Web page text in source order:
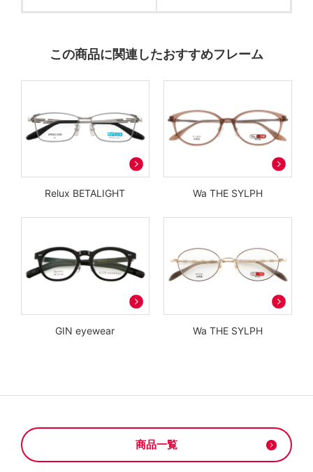
この商品に関連したおすすめフレーム
Relux BETALIGHT Wa THE SYLPH
GIN eyewear Wa THE SYLPH
商品一覧